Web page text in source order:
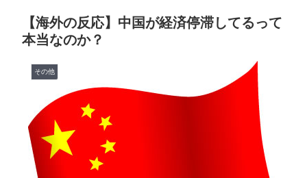
▶
フランス人「なぜ移籍させない?」中村敬斗に複数オフ
ァー！ランスが46億円要求でまさかの残留の可能性浮
▶ 海外「日本人は何に使ってるんだ？」 世界的ブームの
日本の食品、買ってみたものの使い道が分からない外国
人が続出
▶
海外「羨ましい！」日本ならではの夏の風物詩に海外が
びっくり仰天
海外「日本なんて行くんじゃなかった…」 日本を知っ
【海外の反応】中国が経済停滞してるって
本当なのか？
その他